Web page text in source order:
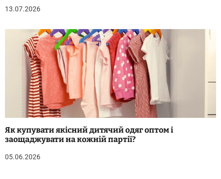
13.07.2026
Як купувати якісний дитячий одяг оптом і
заощаджувати на кожній партії?
05.06.2026